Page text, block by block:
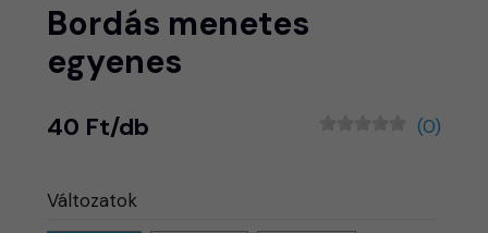
Bordás menetes
egyenes
40 Ft/db (0)
Változatok